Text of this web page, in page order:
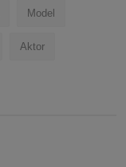
Model
Aktor